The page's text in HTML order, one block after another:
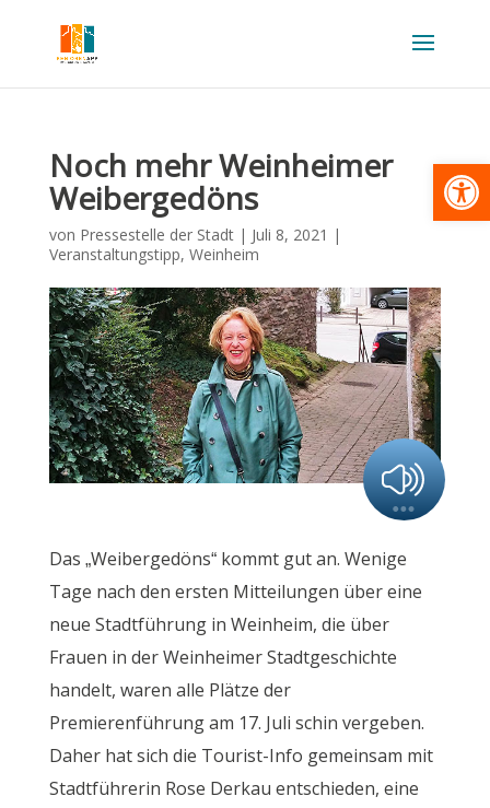
Noch mehr Weinheimer
Weibergedöns
von Pressestelle der Stadt| Juli 8, 2021 |
Veranstaltungstipp, Weinheim
Das „Weibergedöns“ kommt gut an. Wenige
Tage nach den ersten Mitteilungen über eine
neue Stadtführung in Weinheim, die über
Frauen in der Weinheimer Stadtgeschichte
handelt, waren alle Plätze der
Premierenführung am 17. Juli schin vergeben.
Daher hat sich die Tourist-Info gemeinsam mit
Stadtführerin Rose Derkau entschieden, eine